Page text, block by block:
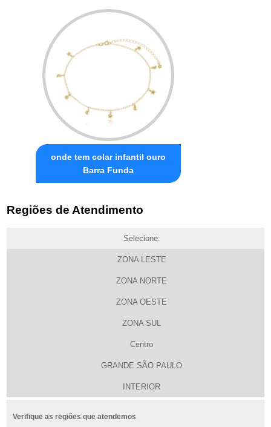
onde tem colar infantil ouro
Barra Funda
Regiões de Atendimento
Selecione:
ZONA LESTE
ZONA NORTE
ZONA OESTE
ZONA SUL
Centro
GRANDE SÃO PAULO
INTERIOR
Verifique as regiões que atendemos